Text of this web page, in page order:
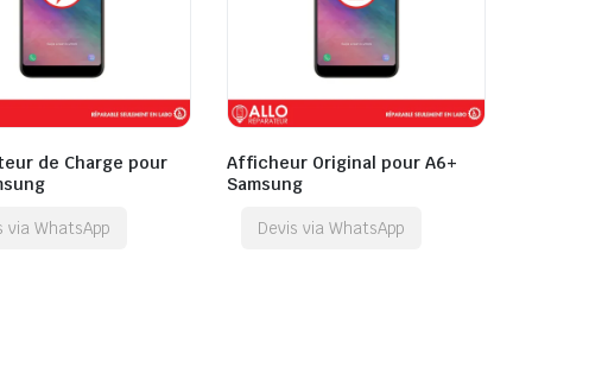
de Charge pour
via WhatsApp
Afficheur Original pour A6+
Samsung
Devis via WhatsApp